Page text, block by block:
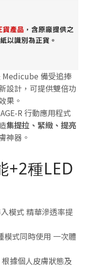
Medicube 備受追捧
設計，可提供雙倍功
果。
R 行動應用程式
集提拉、緊緻、提亮
神器。
+2種LED
模式 精華滲透率提
模式同時使用 一次體
據個人皮膚狀態及